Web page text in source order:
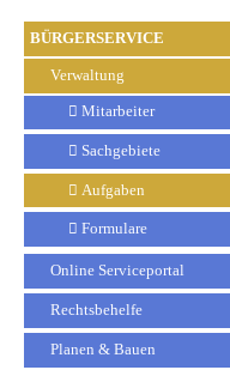
BÜRGERSERVICE
Verwaltung
Mitarbeiter
Sachgebiete
Aufgaben
Formulare
Online Serviceportal
Rechtsbehelfe
Planen & Bauen